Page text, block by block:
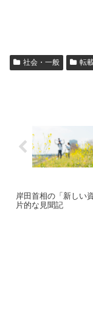
社会・一般 転
岸田首相の「新しい
片的な見聞記